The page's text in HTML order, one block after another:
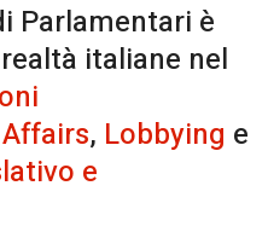
Parlamentari è
italiane nel
, Lobbying e
e